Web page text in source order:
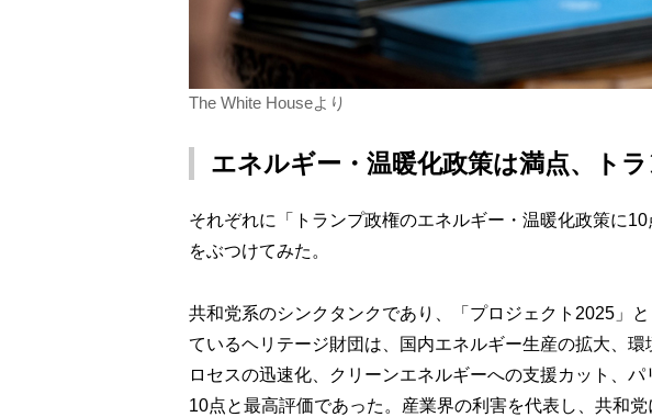
The White Houseより
エネルギー・温暖化政策は満点、ト
それぞれに「トランプ政権のエネルギー・温暖化政策に
をぶつけてみた。
共和党系のシンクタンクであり、「プロジェクト2025」
ているヘリテージ財団は、国内エネルギー生産の拡大、
ロセスの迅速化、クリーンエネルギーへの支援カット、
10点と最高評価であった。産業界の利害を代表し、共和